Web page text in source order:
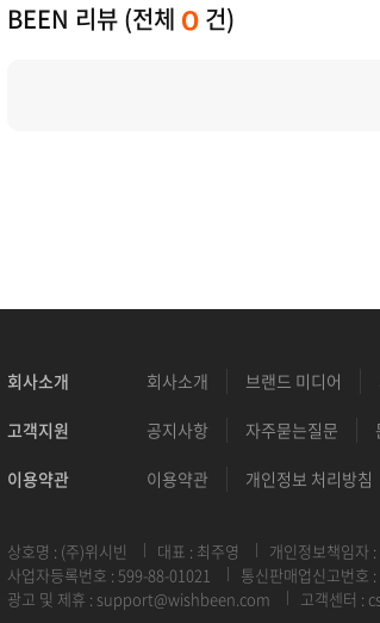
BEEN 리뷰 (전체 0 건)
회사소개 회사소개 브랜드 미디어
고객지원 공지사항 자주묻는질문
이용약관 이용약관 개인정보 처리방침
상호명 : (주)위시빈 대표 : 최주영
개인정보책임자 :
사업자등록번호 : 599-88-01021
통신판매업신고번호
광고 및 제휴 : support@wishbeen.com 고객센터 :